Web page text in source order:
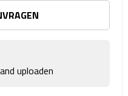
uploaden